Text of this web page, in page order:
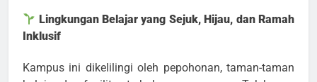
Lingkungan Belajar yang Sejuk, Hijau, dan Ramah
Inklusif
Kampus ini dikelilingi oleh pepohonan, taman-taman